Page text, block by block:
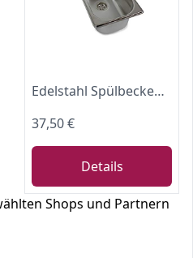
Edelstahl Spülbecken Camping Spüle Waschbecken + Ablauf 265x160x100mm (ad-ideen)
37,50 €
Details
Shops und Partnern